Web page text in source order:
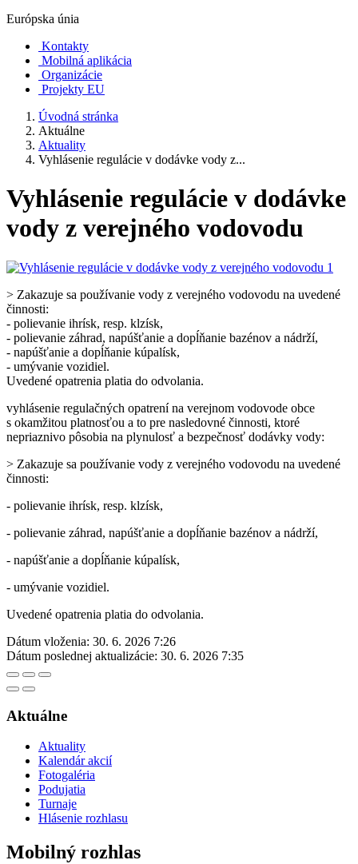
Európska únia
Kontakty
Mobilná aplikácia
Organizácie
Projekty EU
Úvodná stránka
Aktuálne
Aktuality
Vyhlásenie regulácie v dodávke vody z...
Vyhlásenie regulácie v dodávke
vody z verejného vodovodu
> Zakazuje sa používanie vody z verejného vodovodu na uvedené
činnosti:
- polievanie ihrísk, resp. klzísk,
- polievanie záhrad, napúšťanie a dopĺňanie bazénov a nádrží,
- napúšťanie a dopĺňanie kúpalísk,
- umývanie vozidiel.
Uvedené opatrenia platia do odvolania.
vyhlásenie regulačných opatrení na verejnom vodovode obce
s okamžitou platnosťou a to pre nasledovné činnosti, ktoré
nepriaznivo pôsobia na plynulosť a bezpečnosť dodávky vody:
> Zakazuje sa používanie vody z verejného vodovodu na uvedené
činnosti:
- polievanie ihrísk, resp. klzísk,
- polievanie záhrad, napúšťanie a dopĺňanie bazénov a nádrží,
- napúšťanie a dopĺňanie kúpalísk,
- umývanie vozidiel.
Uvedené opatrenia platia do odvolania.
Dátum vloženia: 30. 6. 2026 7:26
Dátum poslednej aktualizácie: 30. 6. 2026 7:35
Aktuálne
Aktuality
Kalendár akcií
Fotogaléria
Podujatia
Turnaje
Hlásenie rozhlasu
Mobilný rozhlas